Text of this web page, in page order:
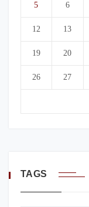
5 6
12 13
19 20
26 27
TAGS